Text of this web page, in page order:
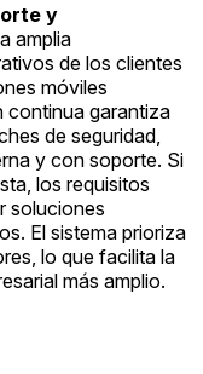
y
amplia
de los clientes
móviles
continua garantiza
de seguridad,
y con soporte. Si
los requisitos
soluciones
El sistema prioriza
lo que facilita la
más amplio.